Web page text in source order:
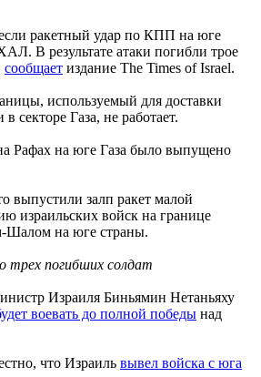
ракетный удар по КПП на юге
В результате атаки погибли трое
сообщает издание The Times of Israel.
используемый для доставки
секторе Газа, не работает.
Рафах на юге Газа было выпущено
залп ракет малой
израильских войск на границе
Шалом на юге страны.
трех погибших солдат
Израиля Биньямин Нетаньяху
воевать до полной победы над
что Израиль вывел войска с юга